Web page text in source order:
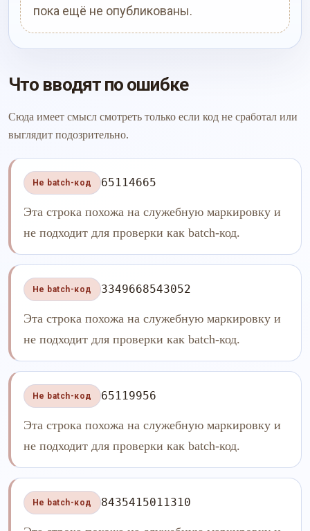
пока ещё не опубликованы.
Что вводят по ошибке
Сюда имеет смысл смотреть только если код не сработал или
выглядит подозрительно.
Не batch-код 65114665
Эта строка похожа на служебную маркировку и
не подходит для проверки как batch-код.
Не batch-код 3349668543052
Эта строка похожа на служебную маркировку и
не подходит для проверки как batch-код.
Не batch-код 65119956
Эта строка похожа на служебную маркировку и
не подходит для проверки как batch-код.
Не batch-код 8435415011310